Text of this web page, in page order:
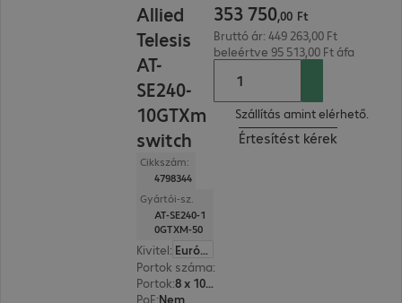
Allied
Telesis
AT-
SE240-
10GTXm
switch
Cikkszám:
4798344
Gyártói-sz.
AT-SE240-1
0GTXM-50
Kivitel:
Európa
Portok száma:
Portok:
8 x 100/1000/2,5G/5G RJ45
PoE:Nem
353 750,00 Ft
Bruttó ár: 449 263,00 Ft
beleértve 95 513,00 Ft áfa
Szállítás amint elérhető.
Értesítést kérek